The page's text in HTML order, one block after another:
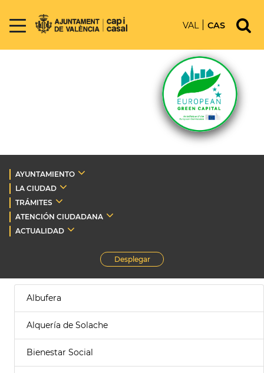
VAL CAS
AYUNTAMIENTO
LA CIUDAD
TRÁMITES
ATENCIÓN CIUDADANA
ACTUALIDAD
Desplegar
Albufera
Alquería de Solache
Bienestar Social